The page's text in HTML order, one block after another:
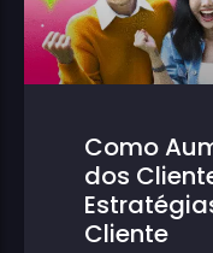
Como
dos
Cliente